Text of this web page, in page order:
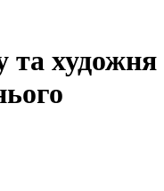
та художня